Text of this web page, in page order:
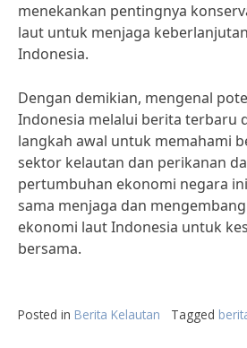
menekankan pentingnya
laut untuk menjaga
Indonesia.
Dengan demikian, mengenal
Indonesia melalui berita terbaru
langkah awal untuk memahami
sektor kelautan dan perikanan
pertumbuhan ekonomi negara
sama menjaga dan
ekonomi laut Indonesia untuk
bersama.
Posted in Berita Kelautan Tagged